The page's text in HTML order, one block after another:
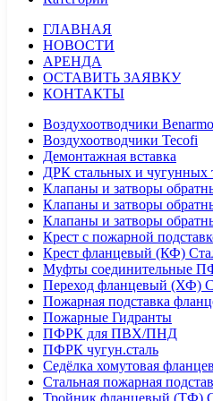
ГЛАВНАЯ
НОВОСТИ
АРЕНДА
ОСТАВИТЬ ЗАЯВКУ
КОНТАКТЫ
Воздухоотводчики Benarmo
Воздухоотводчики Tecofi
Демонтажная вставка
ДРК стальных и чугунных
Клапаны и затворы
Клапаны и затворы
Клапаны и затворы
Крест с пожарной
Крест фланцевый (КФ)
Муфты соединительные
Переход фланцевый (ХФ)
Пожарная подставка
Пожарные Гидранты
ПФРК для ПВХ/ПНД
ПФРК чугун.сталь
Седёлка хомутовая
Стальная пожарная
Тройник фланцевый (ТФ)